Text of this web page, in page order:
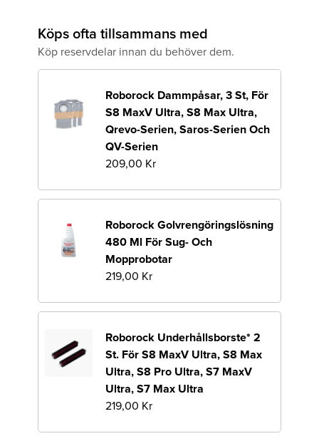
Köps ofta tillsammans med
Köp reservdelar innan du behöver dem.
Roborock Dammpåsar, 3 St, För
S8 MaxV Ultra, S8 Max Ultra,
Qrevo-Serien, Saros-Serien Och
QV-Serien
209,00 Kr
Roborock Golvrengöringslösning
480 Ml För Sug- Och
Mopprobotar
219,00 Kr
Roborock Underhållsborste* 2
St. För S8 MaxV Ultra, S8 Max
Ultra, S8 Pro Ultra, S7 MaxV
Ultra, S7 Max Ultra
219,00 Kr